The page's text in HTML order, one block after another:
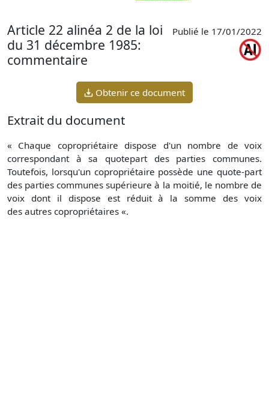
Article 22 alinéa 2 de la loi
du 31 décembre 1985:
commentaire
Publié le 17/01/2022
Obtenir ce document
Extrait du document
« Chaque copropriétaire dispose d'un nombre de voix
correspondant à sa quotepart des parties communes.
Toutefois, lorsqu'un copropriétaire possède une quote-part
des parties communes supérieure à la moitié, le nombre de
voix dont il dispose est réduit à la somme des voix
des autres copropriétaires «.